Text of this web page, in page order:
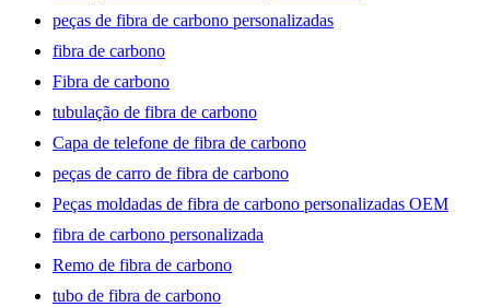
peças de fibra de carbono personalizadas
fibra de carbono
Fibra de carbono
tubulação de fibra de carbono
Capa de telefone de fibra de carbono
peças de carro de fibra de carbono
Peças moldadas de fibra de carbono personalizadas OEM
fibra de carbono personalizada
Remo de fibra de carbono
tubo de fibra de carbono